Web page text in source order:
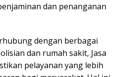
dan penanganan
dengan berbagai
dan rumah sakit, Jasa
pelayanan yang lebih